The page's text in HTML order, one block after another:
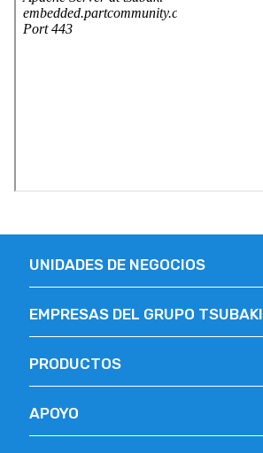
UNIDADES DE NEGOCIOS
EMPRESAS DEL GRUPO TSUBAKI
PRODUCTOS
APOYO